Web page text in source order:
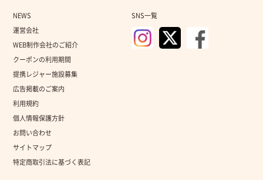
NEWS
運営会社
WEB制作会社のご紹介
クーポンの利用期間
提携レジャー施設募集
広告掲載のご案内
利用規約
個人情報保護方針
お問い合わせ
サイトマップ
特定商取引法に基づく表記
SNS一覧